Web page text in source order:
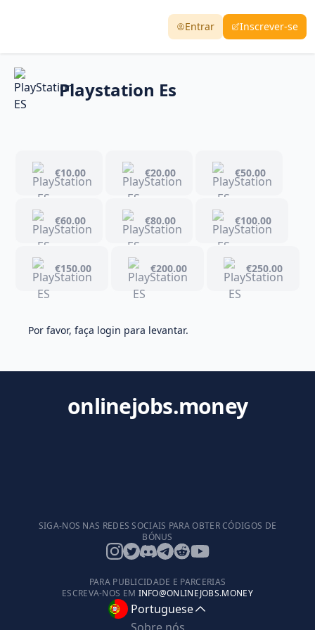
Entrar Inscrever-se
Playstation Es
€10.00 €20.00 €50.00
€60.00 €80.00 €100.00
€150.00 €200.00 €250.00
Por favor, faça login para levantar.
onlinejobs.money
SIGA-NOS NAS REDES SOCIAIS PARA OBTER CÓDIGOS DE
BÓNUS
PARA PUBLICIDADE E PARCERIAS
ESCREVA-NOS EM INFO@ONLINEJOBS.MONEY
Portuguese